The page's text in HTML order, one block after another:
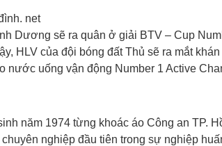
net
Dương sẽ ra quân ở giải BTV – Cup
HLV của đội bóng đất Thủ sẽ ra mắt
nước uống vận động Number 1 Active
năm 1974 từng khoác áo Công an TP.
nghiệp đầu tiên trong sự nghiệp